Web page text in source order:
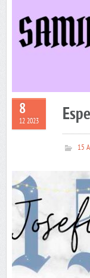
8
12 2023
15